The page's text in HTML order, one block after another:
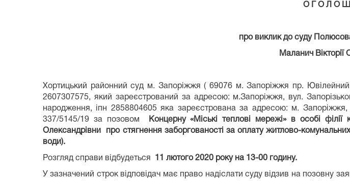
О Г О Л О Ш
про виклик до суду
Маланич Вікторії
Хортицький районний суд м. Запоріжжя ( 69076 м. Запоріжжя пр.
2607307575, який зареєстрований за адресою: м.Запоріжжя, вул.
народження, іпн 2858804605 яка зареєстрована за адресою: м.
337/5145/19 за позовом
Концерну «Міські теплові мережі» в особі
Олександрівни
про стягнення заборгованості за оплату житлово-
води).
Розгляд справи відбудеться 11 лютого 2020 року на 13-00 годину.
У зазначений строк відповідач має право надіслати суду відзив на позовну